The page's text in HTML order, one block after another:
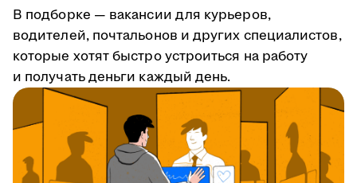
В подборке — вакансии для курьеров,
водителей, почтальонов и других специалистов,
которые хотят быстро устроиться на работу
и получать деньги каждый день.